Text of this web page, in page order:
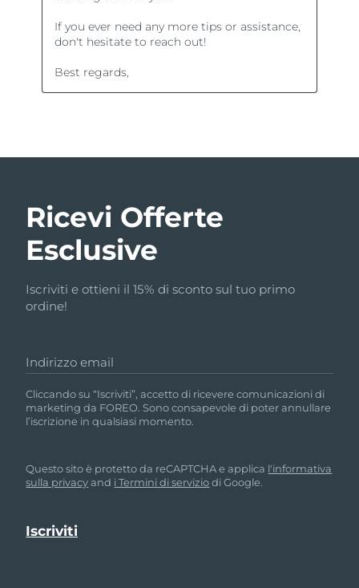
Ricevi Offerte
Esclusive
Iscriviti e ottieni il 15% di sconto sul tuo primo
ordine!
Indirizzo email
Cliccando su “Iscriviti”, accetto di ricevere comunicazioni di
marketing da FOREO. Sono consapevole di poter annullare
l’iscrizione in qualsiasi momento.
Questo sito è protetto da reCAPTCHA e applica l'informativa
sulla privacyand i Termini di serviziodi Google.